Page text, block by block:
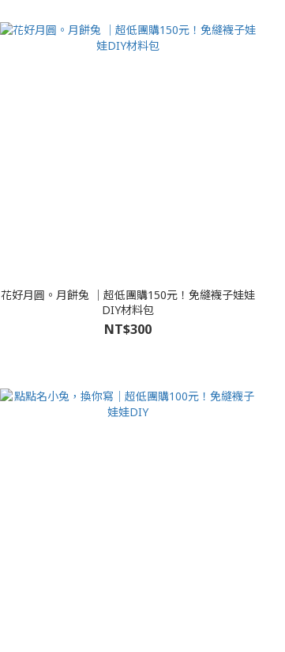
花好月圓。月餅兔 │超低團購150元！免縫襪子娃娃
DIY材料包
NT$300